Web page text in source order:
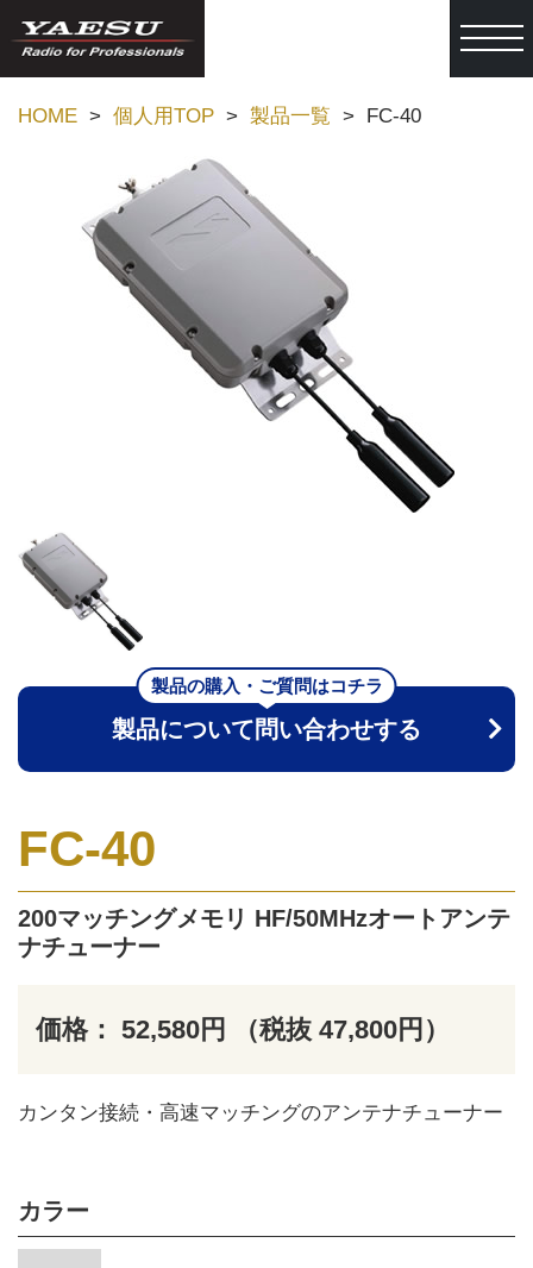
HOME 個人用TOP 製品一覧 FC-40
製品の購入・ご質問はコチラ
製品について問い合わせする
FC-40
200マッチングメモリ HF/50MHzオートアンテ
ナチューナー
価格： 52,580円 （税抜 47,800円）
カンタン接続・高速マッチングのアンテナチューナー
カラー